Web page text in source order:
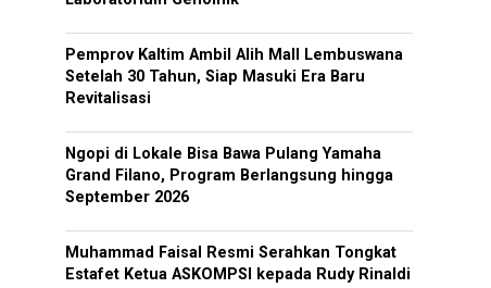
Pemprov Kaltim Ambil Alih Mall Lembuswana
Setelah 30 Tahun, Siap Masuki Era Baru
Revitalisasi
Ngopi di Lokale Bisa Bawa Pulang Yamaha
Grand Filano, Program Berlangsung hingga
September 2026
Muhammad Faisal Resmi Serahkan Tongkat
Estafet Ketua ASKOMPSI kepada Rudy Rinaldi